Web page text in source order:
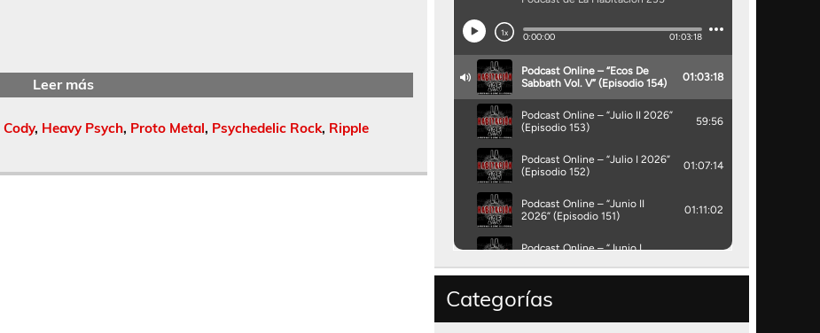
Leer más
Cody, Heavy Psych, Proto Metal, Psychedelic Rock, Ripple
Categorías